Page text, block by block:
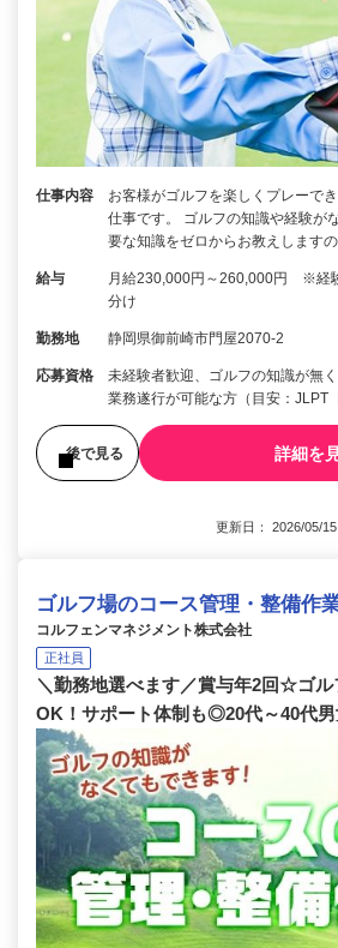
仕事内容
お客様がゴルフを楽しくプレーで
仕事です。 ゴルフの知識や経験が
要な知識をゼロからお教えします
給与
月給230,000円～260,000円 ※経
分け
勤務地 静岡県御前崎市門屋2070-2
応募資格
未経験者歓迎、ゴルフの知識が無
業務遂行が可能な方（目安：JLPT
後で見る 詳細を
更新日： 2026/05/
ゴルフ場のコース管理・整備作
コルフェンマネジメント株式会社
正社員
＼勤務地選べます／賞与年2回☆ゴ
OK！サポート体制も◎20代～40代